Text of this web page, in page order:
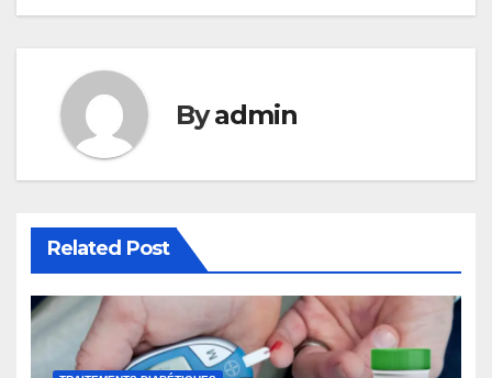
Byadmin
Related Post